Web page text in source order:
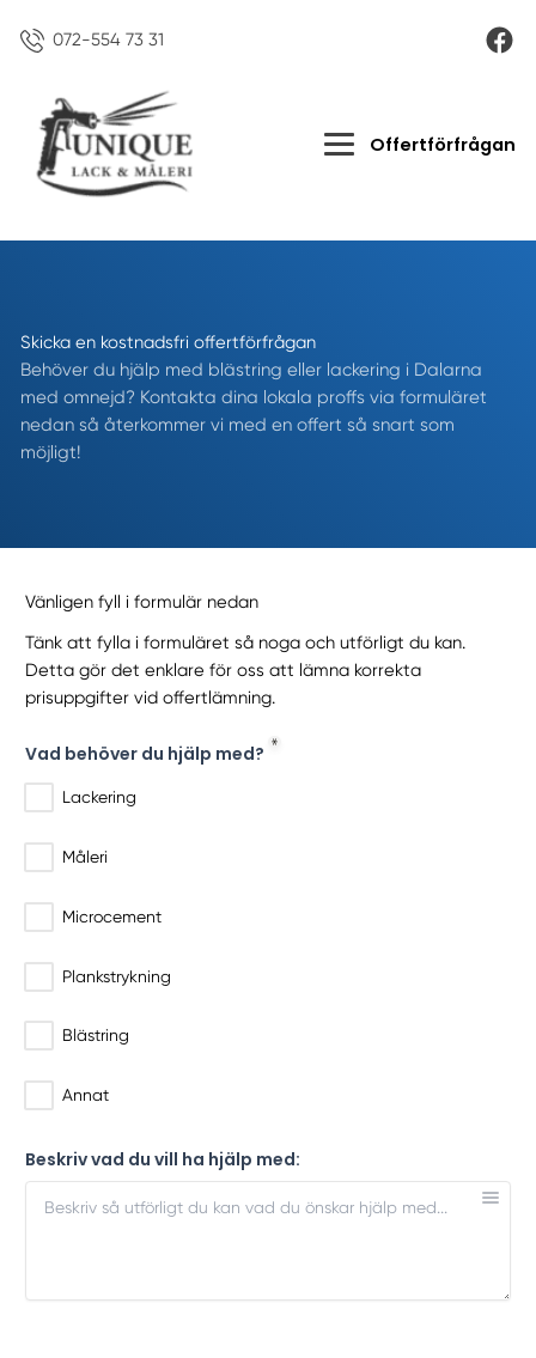
072-554 73 31
Offertförfrågan
Skicka en kostnadsfri offertförfrågan
Behöver du hjälp med blästring eller lackering i Dalarna
med omnejd? Kontakta dina lokala proffs via formuläret
nedan så återkommer vi med en offert så snart som
möjligt!
Vänligen fyll i formulär nedan
Tänk att fylla i formuläret så noga och utförligt du kan.
Detta gör det enklare för oss att lämna korrekta
prisuppgifter vid offertlämning.
Vad behöver du hjälp med?
Lackering
Måleri
Microcement
Plankstrykning
Blästring
Annat
Beskriv vad du vill ha hjälp med: